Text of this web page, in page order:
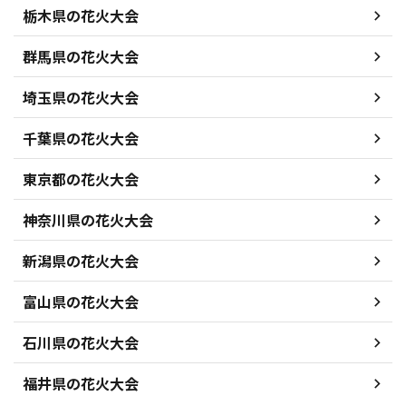
栃木県の花火大会
群馬県の花火大会
埼玉県の花火大会
千葉県の花火大会
東京都の花火大会
神奈川県の花火大会
新潟県の花火大会
富山県の花火大会
石川県の花火大会
福井県の花火大会